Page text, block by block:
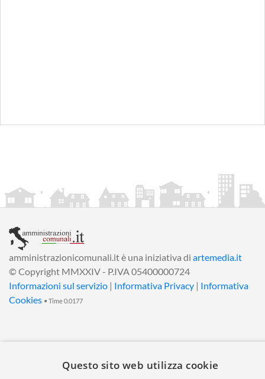
amministrazionicomunali.it è una iniziativa di artemedia.it
© Copyright MMXXIV - P.IVA 05400000724
Informazioni sul servizio | Informativa Privacy | Informativa
Cookies • Time 0.0177
Questo sito web utilizza cookie